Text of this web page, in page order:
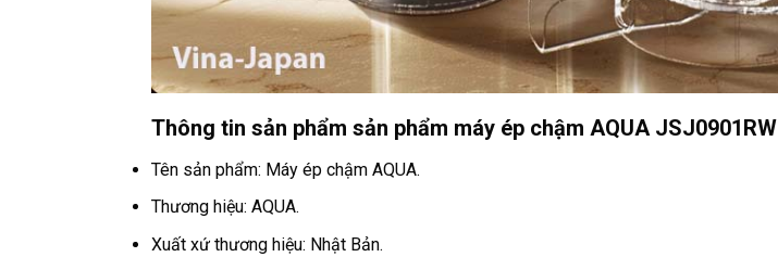
Thông tin sản phẩm sản phẩm máy ép chậm AQUA JSJ0901RW
Tên sản phẩm: Máy ép chậm AQUA.
Thương hiệu: AQUA.
Xuất xứ thương hiệu: Nhật Bản.